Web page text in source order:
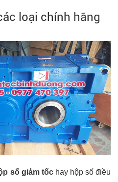
loại chính hãng
số giảm tốchay hộp số điều